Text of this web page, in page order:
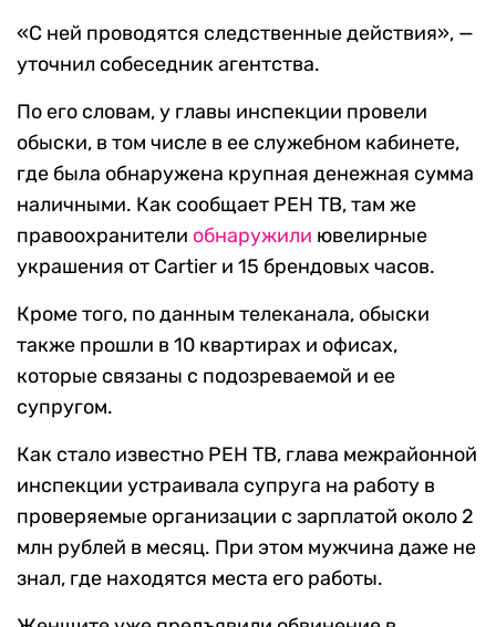
«С ней проводятся следственные действия», —
уточнил собеседник агентства.
По его словам, у главы инспекции провели
обыски, в том числе в ее служебном кабинете,
где была обнаружена крупная денежная сумма
наличными. Как сообщает РЕН ТВ, там же
правоохранители обнаружили ювелирные
украшения от Cartier и 15 брендовых часов.
Кроме того, по данным телеканала, обыски
также прошли в 10 квартирах и офисах,
которые связаны с подозреваемой и ее
супругом.
Как стало известно РЕН ТВ, глава межрайонной
инспекции устраивала супруга на работу в
проверяемые организации с зарплатой около 2
млн рублей в месяц. При этом мужчина даже не
знал, где находятся места его работы.